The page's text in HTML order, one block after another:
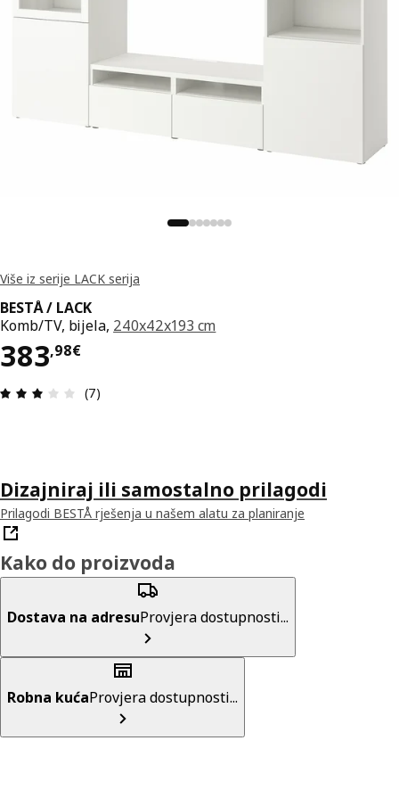
Više iz serije LACK serija
BESTÅ / LACK
Komb/TV, bijela, 240x42x193 cm
383,98€
Cijena 383,98€
Ocjena i recenzija: 3 od 5 zvjezdica. Ukupno
(7)
Dizajniraj ili samostalno prilagodi
Prilagodi BESTÅ rješenja u našem alatu za planiranje
Kako do proizvoda
Dostava na adresuProvjera dostupnosti...
Robna kućaProvjera dostupnosti...